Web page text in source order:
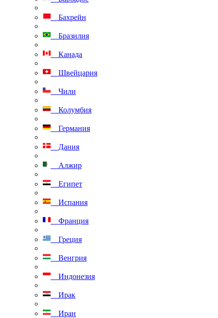
Бахрейн
Бразилия
Канада
Швейцария
Чили
Колумбия
Германия
Дания
Алжир
Египет
Испания
Франция
Греция
Венгрия
Индонезия
Ирак
Иран